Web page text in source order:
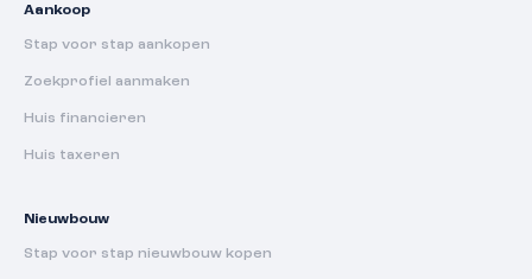
Aankoop
Stap voor stap aankopen
Zoekprofiel aanmaken
Huis financieren
Huis taxeren
Nieuwbouw
Stap voor stap nieuwbouw kopen